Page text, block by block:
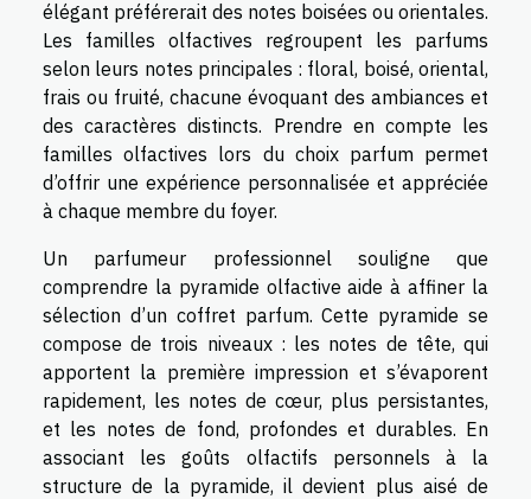
élégant préférerait des notes boisées ou orientales.
Les familles olfactives regroupent les parfums
selon leurs notes principales : floral, boisé, oriental,
frais ou fruité, chacune évoquant des ambiances et
des caractères distincts. Prendre en compte les
familles olfactives lors du choix parfum permet
d’offrir une expérience personnalisée et appréciée
à chaque membre du foyer.
Un parfumeur professionnel souligne que
comprendre la pyramide olfactive aide à affiner la
sélection d’un coffret parfum. Cette pyramide se
compose de trois niveaux : les notes de tête, qui
apportent la première impression et s’évaporent
rapidement, les notes de cœur, plus persistantes,
et les notes de fond, profondes et durables. En
associant les goûts olfactifs personnels à la
structure de la pyramide, il devient plus aisé de